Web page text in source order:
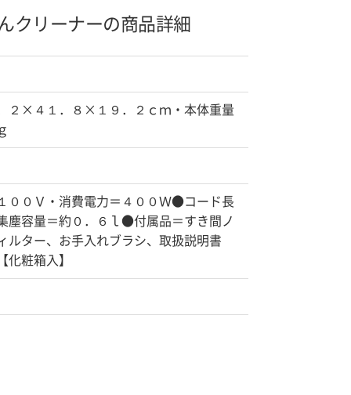
クリーナーの商品詳細
２×４１．８×１９．２ｃｍ・本体重量
００Ｖ・消費電力＝４００Ｗ●コード長
塵容量＝約０．６ｌ●付属品＝すき間ノ
ルター、お手入れブラシ、取扱説明書
粧箱入】